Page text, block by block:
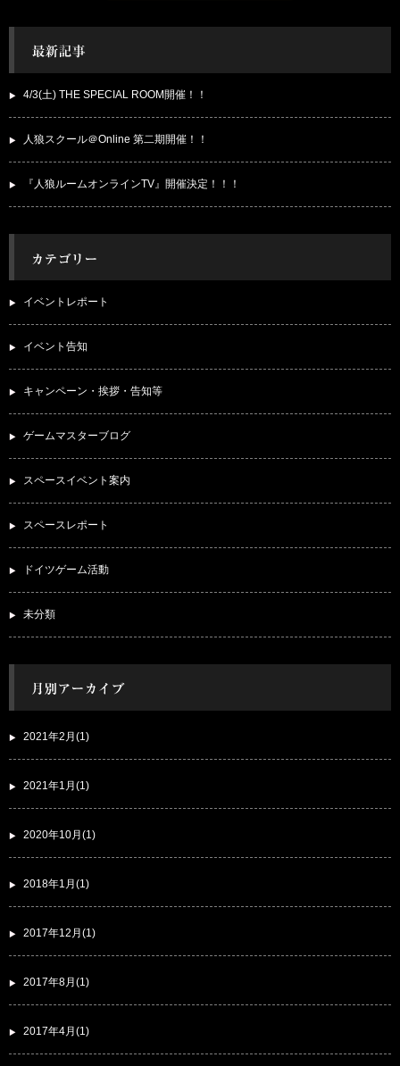
4/3(土) THE SPECIAL ROOM開催！！
人狼スクール＠Online 第二期開催！！
『人狼ルームオンラインTV』開催決定！！！
イベントレポート
イベント告知
キャンペーン・挨拶・告知等
ゲームマスターブログ
スペースイベント案内
スペースレポート
ドイツゲーム活動
未分類
2021年2月(1)
2021年1月(1)
2020年10月(1)
2018年1月(1)
2017年12月(1)
2017年8月(1)
2017年4月(1)